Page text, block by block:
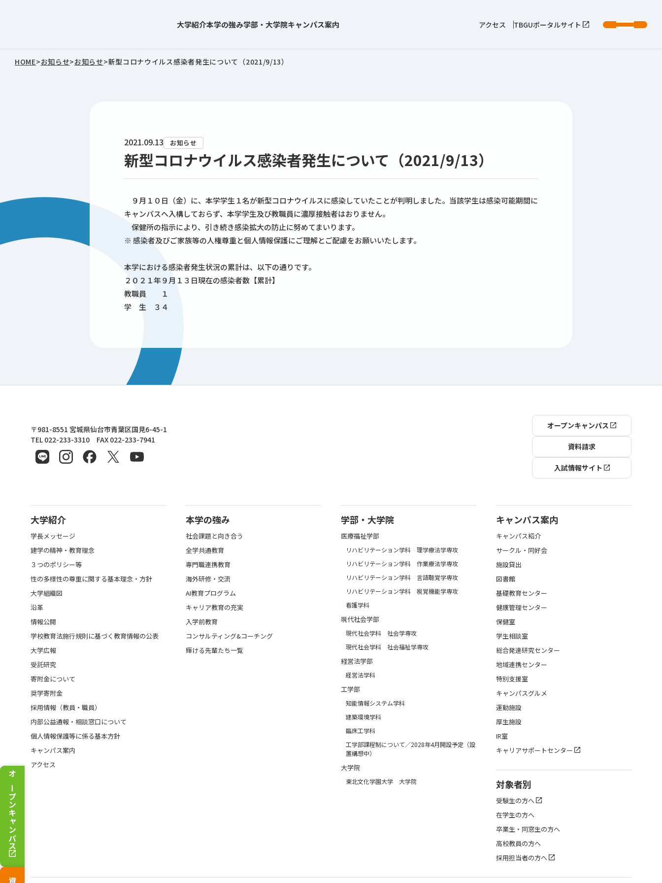
オープンキャンパス
大学紹介本学の強み学部・大学院キャンパス案内 アクセス TBGUポータルサイト
HOME>お知らせ>お知らせ>新型コロナウイルス感染者発生について（2021/9/13）
2021.09.13 お知らせ
新型コロナウイルス感染者発生について（2021/9/13）
９月１０日（金）に、本学学生１名が新型コロナウイルスに感染していたことが判明しました。当該学生は感染可能期間に
キャンパスへ入構しておらず、本学学生及び教職員に濃厚接触者はおりません。
保健所の指示により、引き続き感染拡大の防止に努めてまいります。
※ 感染者及びご家族等の人権尊重と個人情報保護にご理解とご配慮をお願いいたします。
本学における感染者発生状況の累計は、以下の通りです。
２０２１年９月１３日現在の感染者数【累計】
教職員 １
学 生 ３４
東北文化学園大学
〒981-8551 宮城県仙台市青葉区国見6-45-1
TEL 022-233-3310 FAX 022-233-7941
オープンキャンパス
資料請求
入試情報サイト
大学紹介
学長メッセージ
建学の精神・教育理念
３つのポリシー等
性の多様性の尊重に関する基本理念・方針
大学組織図
沿革
情報公開
学校教育法施行規則に基づく教育情報の公表
大学広報
受託研究
寄附金について
奨学寄附金
採用情報（教員・職員）
内部公益通報・相談窓口について
個人情報保護等に係る基本方針
キャンパス案内
アクセス
本学の強み
社会課題と向き合う
全学共通教育
専門職連携教育
海外研修・交流
AI教育プログラム
キャリア教育の充実
入学前教育
コンサルティング&コーチング
輝ける先輩たち一覧
学部・大学院
医療福祉学部
リハビリテーション学科 理学療法学専攻
リハビリテーション学科 作業療法学専攻
リハビリテーション学科 言語聴覚学専攻
リハビリテーション学科 視覚機能学専攻
看護学科
現代社会学部
現代社会学科 社会学専攻
現代社会学科 社会福祉学専攻
経営法学部
経営法学科
工学部
知能情報システム学科
建築環境学科
臨床工学科
工学部課程制について／2028年4月開設予定（設
置構想中）
大学院
東北文化学園大学 大学院
キャンパス案内
キャンパス紹介
サークル・同好会
施設貸出
図書館
基礎教育センター
健康管理センター
保健室
学生相談室
総合発達研究センター
地域連携センター
特別支援室
キャンパスグルメ
運動施設
厚生施設
IR室
キャリアサポートセンター
対象者別
受験生の方へ
在学生の方へ
卒業生・同窓生の方へ
高校教員の方へ
採用担当者の方へ